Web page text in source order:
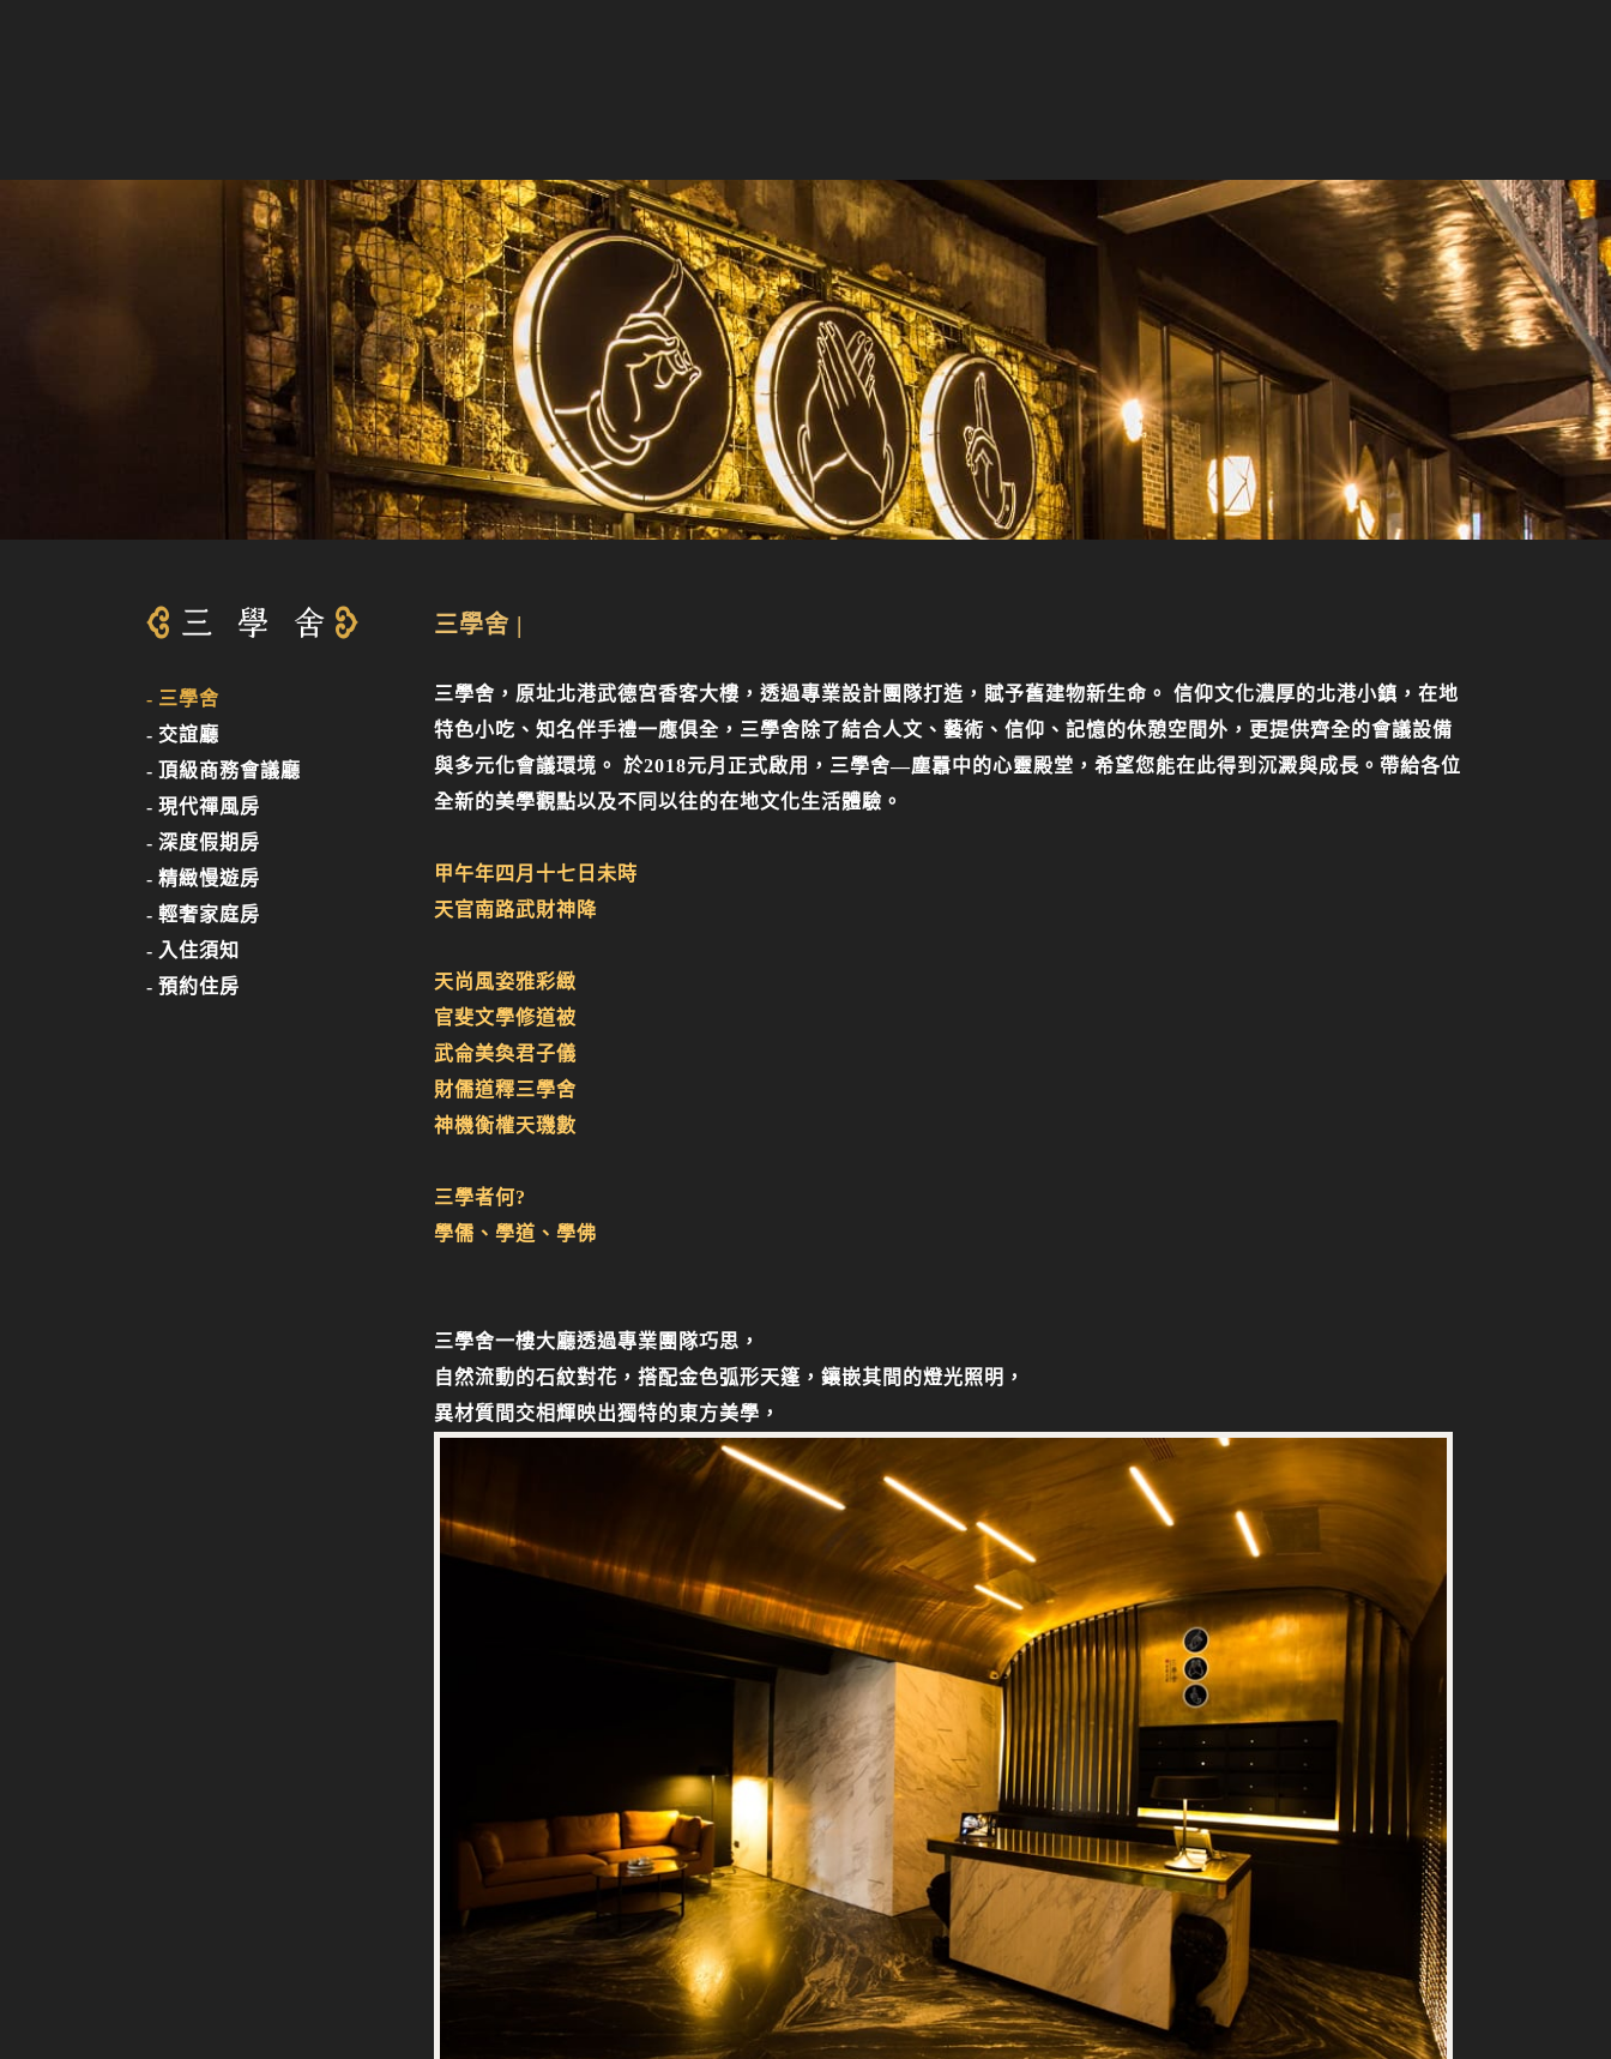
三學舍
交誼廳
頂級商務會議廳
現代禪風房
深度假期房
精緻慢遊房
輕奢家庭房
入住須知
預約住房
三學舍 |
三學舍，原址北港武德宮香客大樓，透過專業設計團隊打造，賦予舊建物新生命。 信仰文化濃厚的北港小鎮，在地
特色小吃、知名伴手禮一應俱全，三學舍除了結合人文、藝術、信仰、記憶的休憩空間外，更提供齊全的會議設備
與多元化會議環境。 於2018元月正式啟用，三學舍—塵囂中的心靈殿堂，希望您能在此得到沉澱與成長。帶給各位
全新的美學觀點以及不同以往的在地文化生活體驗。
甲午年四月十七日未時
天官南路武財神降
天尚風姿雅彩緻
官斐文學修道被
武侖美奐君子儀
財儒道釋三學舍
神機衡權天璣數
三學者何?
學儒、學道、學佛
三學舍一樓大廳透過專業團隊巧思，
自然流動的石紋對花，搭配金色弧形天篷，鑲嵌其間的燈光照明，
異材質間交相輝映出獨特的東方美學，